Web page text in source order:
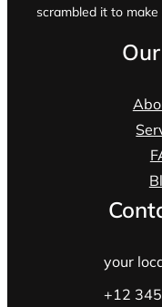
scrambled it to
your
+12